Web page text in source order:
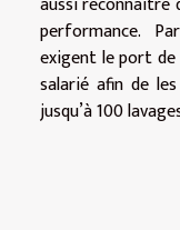
performance.
exigent le port de
salarié afin de
jusqu’à 100